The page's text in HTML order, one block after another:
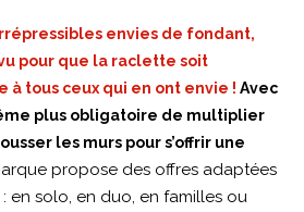
envies de fondant,
pour que la raclette soit
tous ceux qui en ont envie ! Avec
plus obligatoire de multiplier
les murs pour s’offrir une
propose des offres adaptées
en solo, en duo, en familles ou